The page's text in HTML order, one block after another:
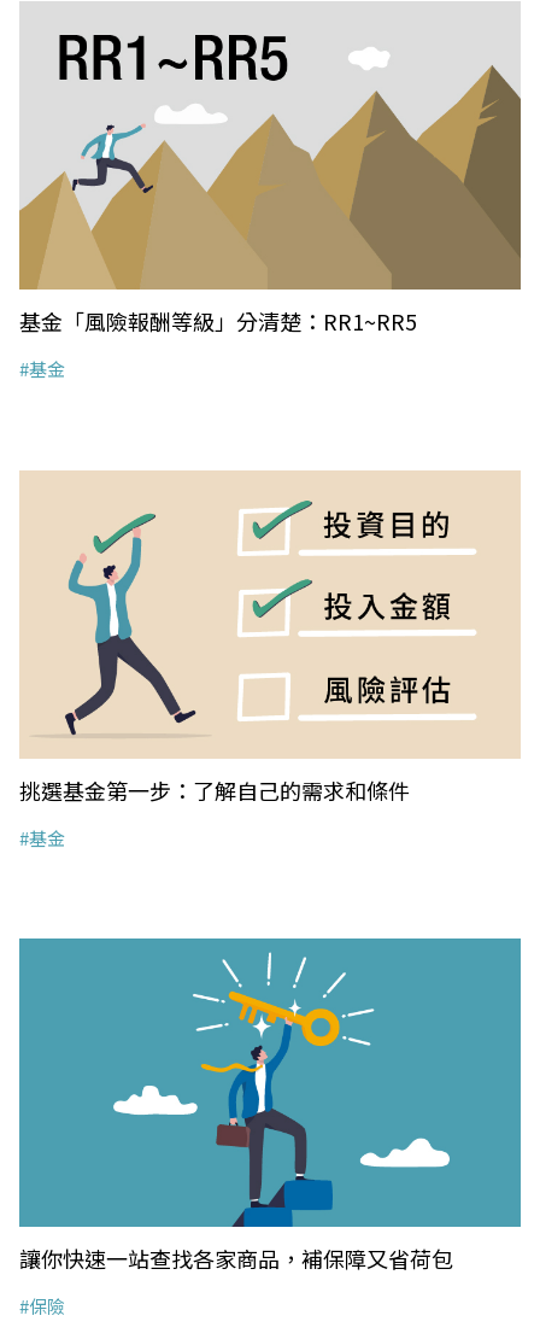
基金「風險報酬等級」分清楚：RR1~RR5
#基金
挑選基金第一步：了解自己的需求和條件
#基金
讓你快速一站查找各家商品，補保障又省荷包
#保險